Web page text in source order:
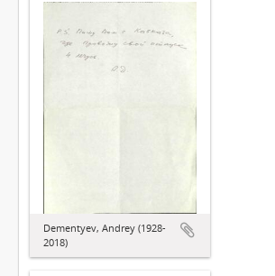
Dementyev, Andrey (1928-
2018)